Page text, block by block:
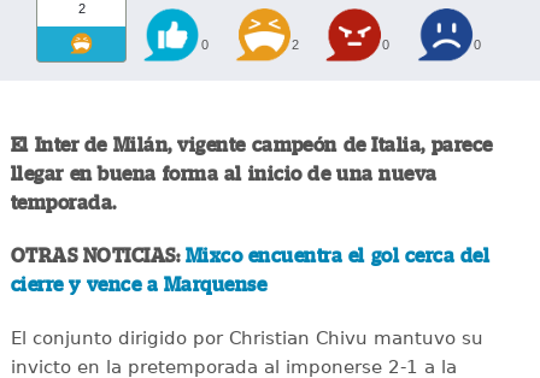
2
0 2 0 0
El Inter de Milán, vigente campeón de Italia, parece
llegar en buena forma al inicio de una nueva
temporada.
OTRAS NOTICIAS: Mixco encuentra el gol cerca del
cierre y vence a Marquense
El conjunto dirigido por Christian Chivu mantuvo su
invicto en la pretemporada al imponerse 2-1 a la